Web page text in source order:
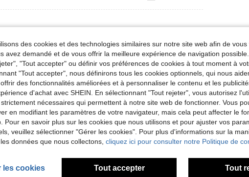
des cookies et des technologies similaires sur notre site web afin de
avez demandé et de vous offrir la meilleure expérience de navigation
"Tout accepter" ou définir vos préférences de cookies à tout moment à
"Tout accepter", nous définirons tous les cookies optionnels, qui nous
des fonctionnalités améliorées et à personnaliser le contenu et les
d'achat avec SHEIN. En sélectionnant "Tout rejeter", vous autorisez
nécessaires qui permettent à notre site web de fonctionner. Vous
en modifiant les paramètres de votre navigateur, mais cela peut affecter le
Pour en savoir plus sur les cookies que nous utilisons et pour ajuster vos
veuillez sélectionner "Gérer les cookies". Pour plus d'informations sur la
données que nous collectons, cliquez ici pour consulter notre Politique de
les cookies Tout accepter Tout